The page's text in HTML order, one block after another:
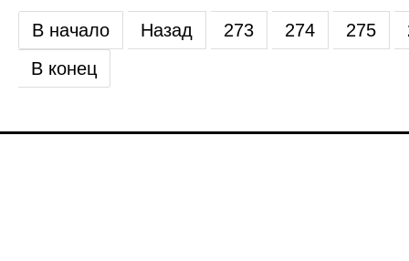
В начало Назад 273 274 275
В конец